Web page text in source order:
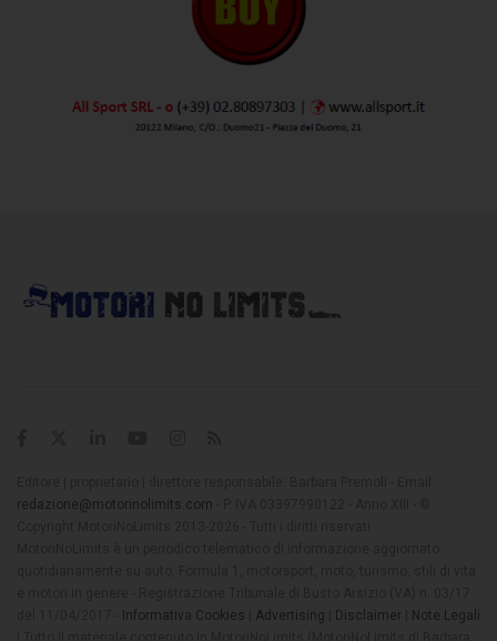
redazione@motorinolimits.com
Informativa Cookies Advertising Disclaimer
Note Legali